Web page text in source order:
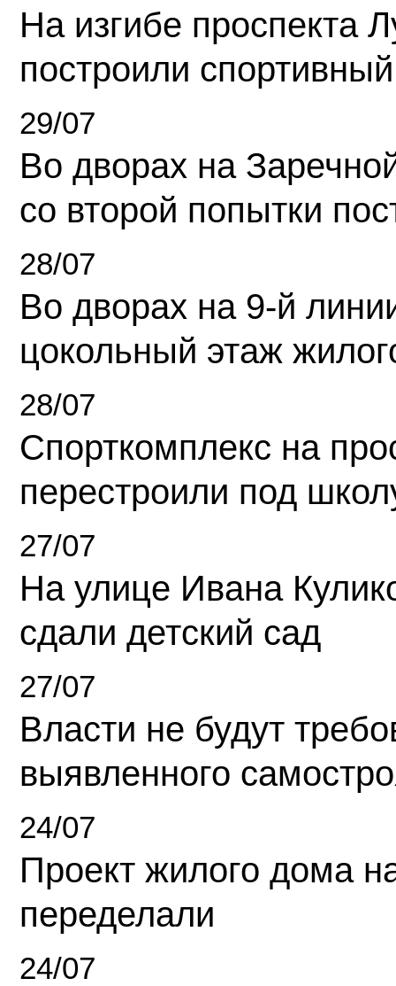
На изгибе проспекта
построили
29/07
Во дворах на
со второй попытки
28/07
Во дворах на 9-й
цокольный этаж
28/07
Спорткомплекс на
перестроили под
27/07
На улице Ивана
сдали детский сад
27/07
Власти не будут
выявленного
24/07
Проект жилого дома
переделали
24/07